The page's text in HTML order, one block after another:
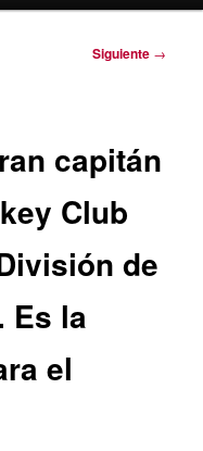
Siguiente →
capitán
Club
de
Es la
el